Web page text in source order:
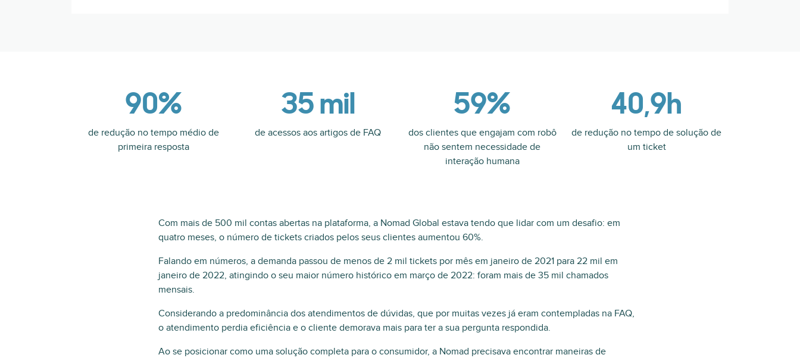
90%
de redução no tempo médio de
primeira resposta
35 mil
de acessos aos artigos de FAQ
59%
dos clientes que engajam com robô
não sentem necessidade de
interação humana
40,9h
de redução no tempo de solução de
um ticket
Com mais de 500 mil contas abertas na plataforma, a Nomad Global estava tendo que lidar com um desafio: em
quatro meses, o número de tickets criados pelos seus clientes aumentou 60%.
Falando em números, a demanda passou de menos de 2 mil tickets por mês em janeiro de 2021 para 22 mil em
janeiro de 2022, atingindo o seu maior número histórico em março de 2022: foram mais de 35 mil chamados
mensais.
Considerando a predominância dos atendimentos de dúvidas, que por muitas vezes já eram contempladas na FAQ,
o atendimento perdia eficiência e o cliente demorava mais para ter a sua pergunta respondida.
Ao se posicionar como uma solução completa para o consumidor, a Nomad precisava encontrar maneiras de